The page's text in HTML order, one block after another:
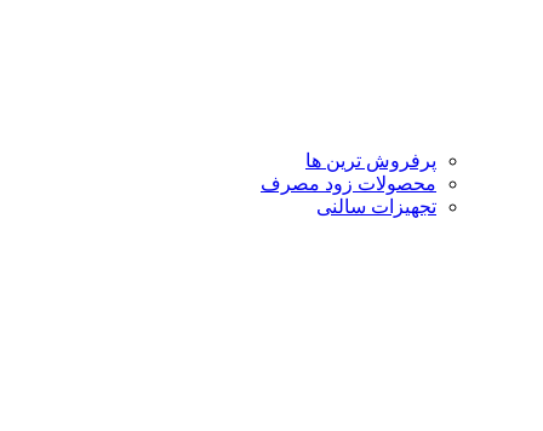
پرفروش ترین ها
محصولات زود مصرف
تجهیزات سالنی